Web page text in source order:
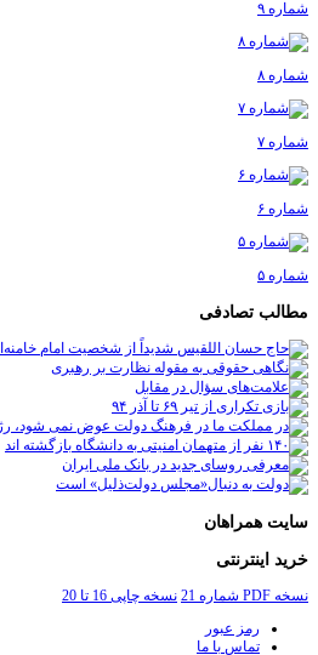
شماره ۹
شماره ۸
شماره ۷
شماره ۶
شماره ۵
مطالب تصادفی
سایت همراهان
خرید اینترنتی
نسخه PDF شماره 21
نسخه چاپی 16 تا 20
رمز عبور
تماس با ما